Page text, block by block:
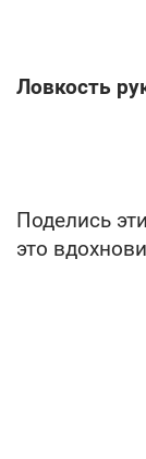
Ловкость
Поделись
это